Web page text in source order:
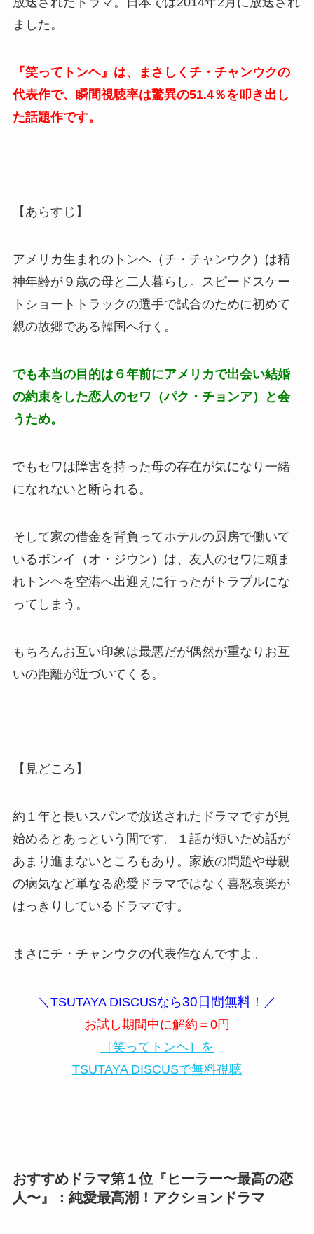
ました。
『笑ってトンヘ』は、まさしくチ・チャンウクの
代表作で、瞬間視聴率は驚異の51.4％を叩き出し
た話題作です。
【あらすじ】
アメリカ生まれのトンヘ（チ・チャンウク）は精
神年齢が９歳の母と二人暮らし。スピードスケー
トショートトラックの選手で試合のために初めて
親の故郷である韓国へ行く。
でも本当の目的は６年前にアメリカで出会い結婚
の約束をした恋人のセワ（パク・チョンア）と会
うため。
でもセワは障害を持った母の存在が気になり一緒
になれないと断られる。
そして家の借金を背負ってホテルの厨房で働いて
いるボンイ（オ・ジウン）は、友人のセワに頼ま
れトンヘを空港へ出迎えに行ったがトラブルにな
ってしまう。
もちろんお互い印象は最悪だが偶然が重なりお互
いの距離が近づいてくる。
【見どころ】
約１年と長いスパンで放送されたドラマですが見
始めるとあっという間です。１話が短いため話が
あまり進まないところもあり。家族の問題や母親
の病気など単なる恋愛ドラマではなく喜怒哀楽が
はっきりしているドラマです。
まさにチ・チャンウクの代表作なんですよ。
＼TSUTAYA DISCUSなら30日間無料 ！／
お試し期間中に解約＝0円
［笑ってトンヘ］を
TSUTAYA DISCUSで無料視聴
おすすめドラマ第１位『ヒーラー〜最高の恋
人〜』：純愛最高潮！アクションドラマ